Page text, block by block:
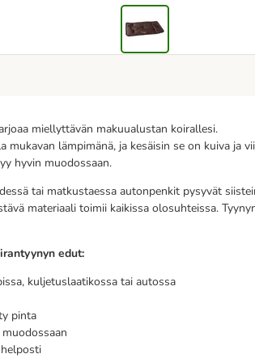
miellyttävän makuualustan koirallesi.
mukavan lämpimänä, ja kesäisin se on kuiva ja
hyvin muodossaan.
tai matkustaessa autonpenkit pysyvät
materiaali toimii kaikissa olosuhteissa.
edut:
kuljetuslaatikossa tai autossa
pinta